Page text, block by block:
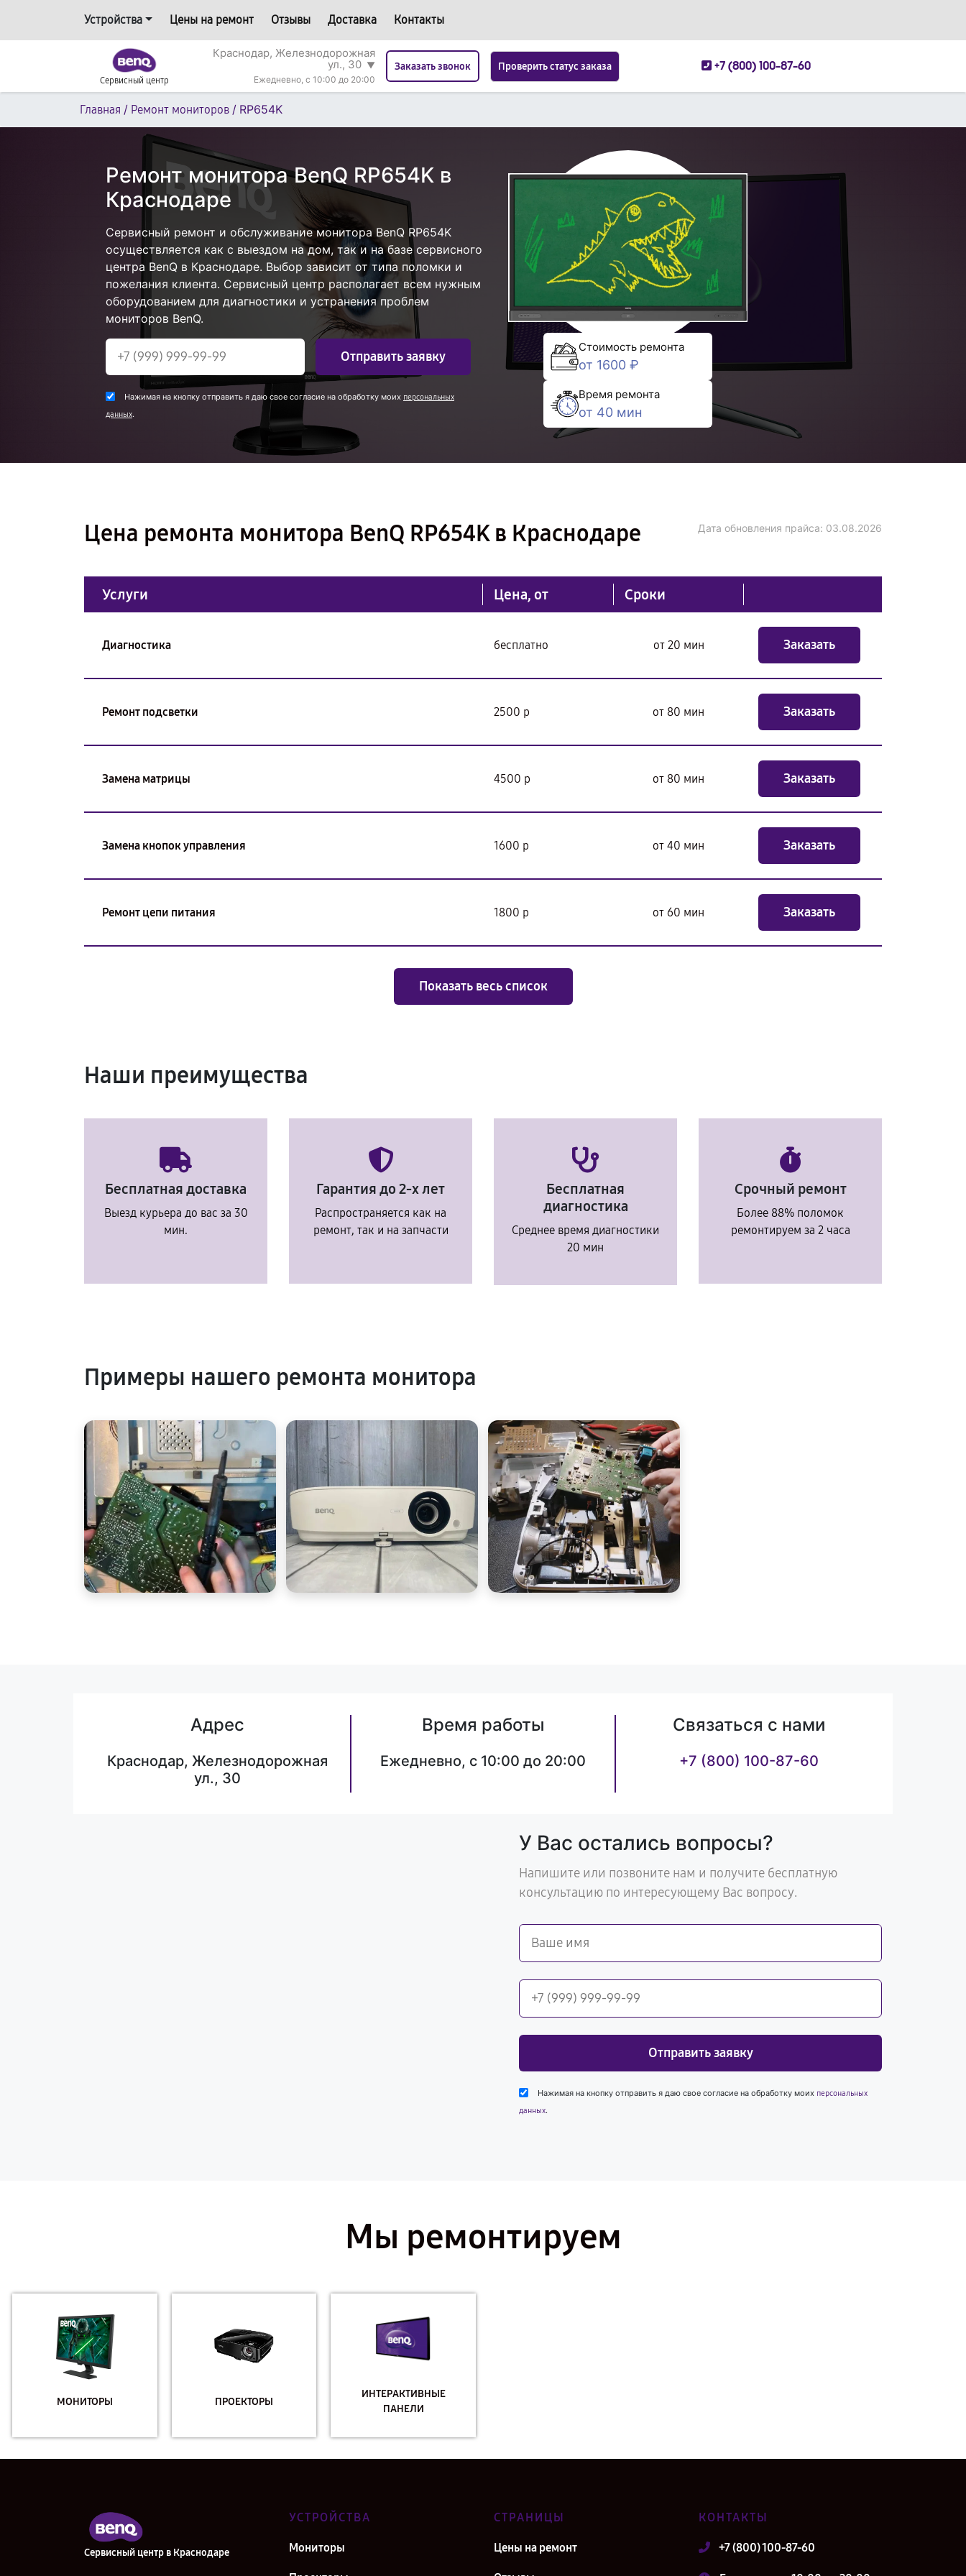
Устройства Цены на ремонт Отзывы Доставка Контакты
Сервисный центр
Краснодар, Железнодорожная
ул., 30 ▼
Ежедневно, с 10:00 до 20:00
Заказать звонок Проверить статус заказа +7 (800) 100-87-60
Главная / Ремонт мониторов / RP654K
Ремонт монитора BenQ RP654K в
Краснодаре
Сервисный ремонт и обслуживание монитора BenQ RP654K
осуществляется как с выездом на дом, так и на базе сервисного
центра BenQ в Краснодаре. Выбор зависит от типа поломки и
пожелания клиента. Сервисный центр располагает всем нужным
оборудованием для диагностики и устранения проблем
мониторов BenQ.
Отправить заявку
Нажимая на кнопку отправить я даю свое согласие на обработку моих персональных
данных.
Стоимость ремонта
от 1600 ₽
Время ремонта
от 40 мин
Цена ремонта монитора BenQ RP654K в Краснодаре Дата обновления прайса: 03.08.2026
Услуги Цена, от Сроки
Диагностика бесплатно от 20 мин Заказать
Ремонт подсветки 2500 р от 80 мин Заказать
Замена матрицы 4500 р от 80 мин Заказать
Замена кнопок управления 1600 р от 40 мин Заказать
Ремонт цепи питания 1800 р от 60 мин Заказать
Показать весь список
Наши преимущества
Бесплатная доставка
Выезд курьера до вас за 30
мин.
Гарантия до 2-х лет
Распространяется как на
ремонт, так и на запчасти
Бесплатная
диагностика
Среднее время диагностики
20 мин
Срочный ремонт
Более 88% поломок
ремонтируем за 2 часа
Примеры нашего ремонта монитора
Адрес
Краснодар, Железнодорожная
ул., 30
Время работы
Ежедневно, с 10:00 до 20:00
Связаться с нами
+7 (800) 100-87-60
У Вас остались вопросы?
Напишите или позвоните нам и получите бесплатную
консультацию по интересующему Вас вопросу.
Отправить заявку
Нажимая на кнопку отправить я даю свое согласие на обработку моих персональных
данных.
Мы ремонтируем
МОНИТОРЫ ПРОЕКТОРЫ
ИНТЕРАКТИВНЫЕ
ПАНЕЛИ
Сервисный центр в Краснодаре
УСТРОЙСТВА
Мониторы
СТРАНИЦЫ
Цены на ремонт
КОНТАКТЫ
+7 (800) 100-87-60